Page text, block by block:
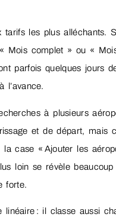
les plus alléchants.
Mois complet » ou «
parfois quelques jours
l’avance.
à plusieurs
et de départ, mais
case « Ajouter les
loin se révèle beaucoup
forte.
: il classe aussi